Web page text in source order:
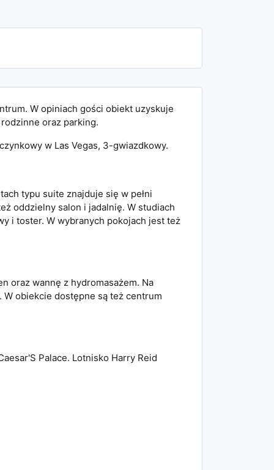
W opiniach gości obiekt uzyskuje
oraz parking.
w Las Vegas, 3-gwiazdkowy.
typu suite znajduje się w pełni
oddzielny salon i jadalnię. W studiach
i toster. W wybranych pokojach jest też
oraz wannę z hydromasażem. Na
obiekcie dostępne są też centrum
Palace. Lotnisko Harry Reid